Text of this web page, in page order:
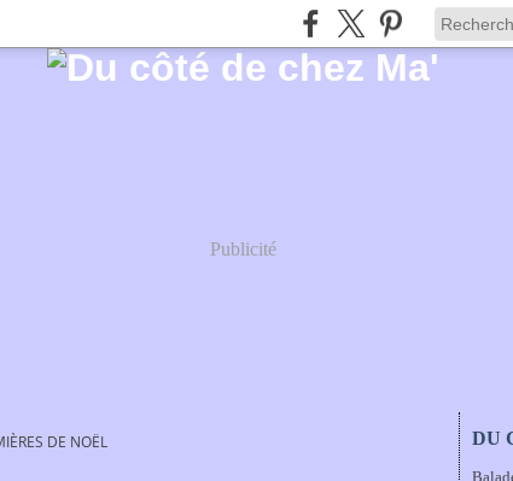
Publicité
DE NOËL DU